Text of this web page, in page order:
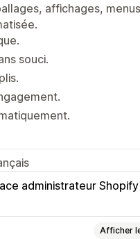
affichages,
souci.
administrateur Shopify
Afficher